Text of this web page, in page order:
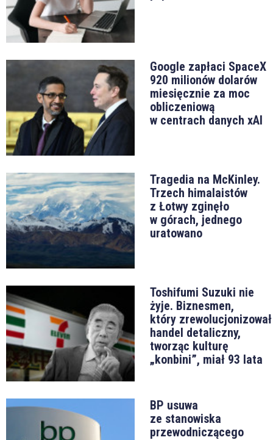
Google zapłaci SpaceX
920 milionów dolarów
miesięcznie za moc
obliczeniową
w centrach danych xAI
Tragedia na McKinley.
Trzech himalaistów
z Łotwy zginęło
w górach, jednego
uratowano
Toshifumi Suzuki nie
żyje. Biznesmen,
który zrewolucjonizował
handel detaliczny,
tworząc kulturę
„konbini”, miał 93 lata
BP usuwa
ze stanowiska
przewodniczącego